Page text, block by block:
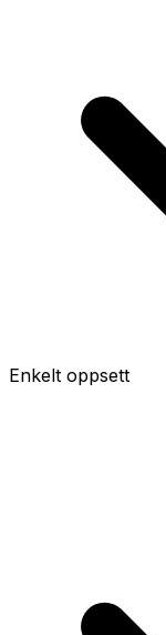
Enkelt oppsett